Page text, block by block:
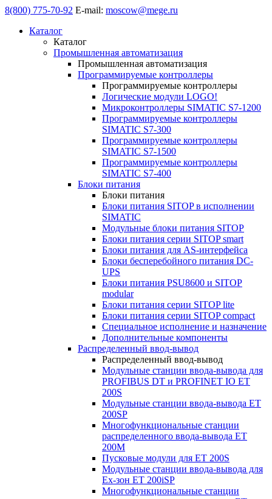
8(800) 775-70-92 E-mail: moscow@mege.ru
Каталог
Каталог
Промышленная автоматизация
Промышленная автоматизация
Программируемые контроллеры
Программируемые контроллеры
Логические модули LOGO!
Микроконтроллеры SIMATIC S7-1200
Программируемые контроллеры
SIMATIC S7-300
Программируемые контроллеры
SIMATIC S7-1500
Программируемые контроллеры
SIMATIC S7-400
Блоки питания
Блоки питания
Блоки питания SITOP в исполнении
SIMATIC
Модульные блоки питания SITOP
Блоки питания серии SITOP smart
Блоки питания для AS-интерфейса
Блоки бесперебойного питания DC-
UPS
Блоки питания PSU8600 и SITOP
modular
Блоки питания серии SITOP lite
Блоки питания серии SITOP compact
Специальное исполнение и назначение
Дополнительные компоненты
Распределенный ввод-вывод
Распределенный ввод-вывод
Модульные станции ввода-вывода для
PROFIBUS DT и PROFINET IO ET
200S
Модульные станции ввода-вывода ET
200SP
Многофункциональные станции
распределенного ввода-вывода ET
200M
Пусковые модули для ET 200S
Модульные станции ввода-вывода для
Ex-зон ET 200iSP
Многофункциональные станции